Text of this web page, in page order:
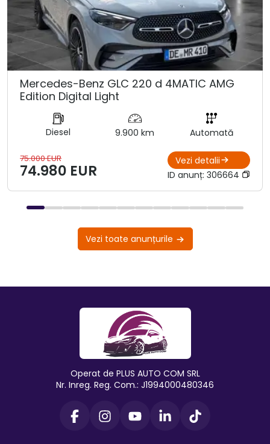
Mercedes-Benz GLC 220 d 4MATIC AMG
Edition Digital Light
Diesel 9.900 km Automată
75.000 EUR
74.980 EUR
Vezi detalii
ID anunț: 306664
Vezi toate anunțurile
Operat de PLUS AUTO COM SRL
Nr. Inreg. Reg. Com.: J1994000480346